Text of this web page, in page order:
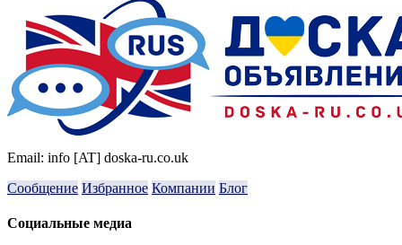
Email: info [AT] doska-ru.co.uk
Сообщение Избранное Компании Блог
Социальные медиа